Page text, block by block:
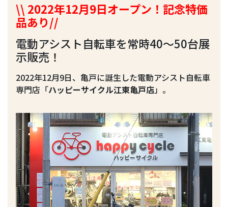
\\ 2022年12月9日オープン！記念特価
品あり//
電動アシスト自転車を常時40～50台展
示販売！
2022年12月9日、亀戸に誕生した電動アシスト自転車
専門店「ハッピーサイクル江東亀戸店」。